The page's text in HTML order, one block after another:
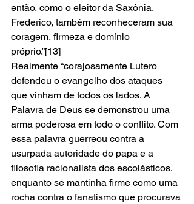
então, como o eleitor da Saxônia,
Frederico, também reconheceram sua
coragem, firmeza e domínio
próprio.”[13]
Realmente “corajosamente Lutero
defendeu o evangelho dos ataques
que vinham de todos os lados. A
Palavra de Deus se demonstrou uma
arma poderosa em todo o conflito. Com
essa palavra guerreou contra a
usurpada autoridade do papa e a
filosofia racionalista dos escolásticos,
enquanto se mantinha firme como uma
rocha contra o fanatismo que procurava